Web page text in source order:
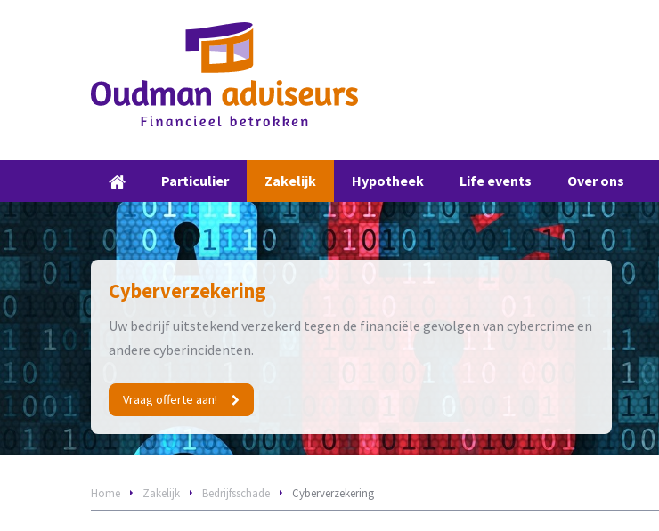
Particulier Zakelijk Hypotheek Life events Over ons
Cyberverzekering
Uw bedrijf uitstekend verzekerd tegen de financiële gevolgen van cybercrime en
andere cyberincidenten.
Vraag offerte aan!
Home Zakelijk Bedrijfsschade Cyberverzekering